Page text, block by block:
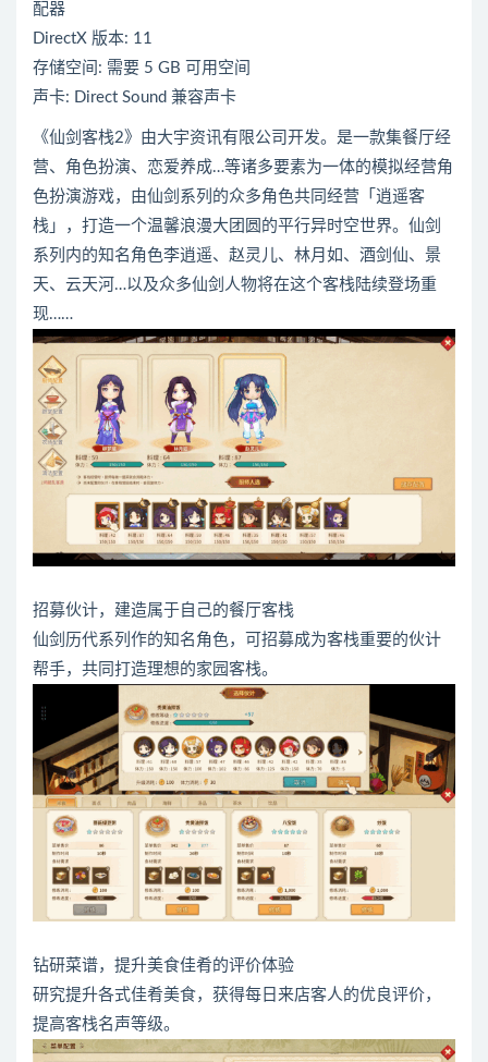
配器
DirectX 版本: 11
存储空间: 需要 5 GB 可用空间
声卡: Direct Sound 兼容声卡
《仙剑客栈2》由大宇资讯有限公司开发。是一款集餐厅经
营、角色扮演、恋爱养成…等诸多要素为一体的模拟经营角
色扮演游戏，由仙剑系列的众多角色共同经营「逍遥客
栈」，打造一个温馨浪漫大团圆的平行异时空世界。仙剑
系列内的知名角色李逍遥、赵灵儿、林月如、酒剑仙、景
天、云天河…以及众多仙剑人物将在这个客栈陆续登场重
现……
招募伙计，建造属于自己的餐厅客栈
仙剑历代系列作的知名角色，可招募成为客栈重要的伙计
帮手，共同打造理想的家园客栈。
钻研菜谱，提升美食佳肴的评价体验
研究提升各式佳肴美食，获得每日来店客人的优良评价，
提高客栈名声等级。